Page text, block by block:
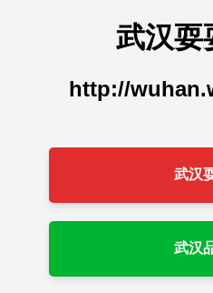
武汉耍
http://
武汉
武汉